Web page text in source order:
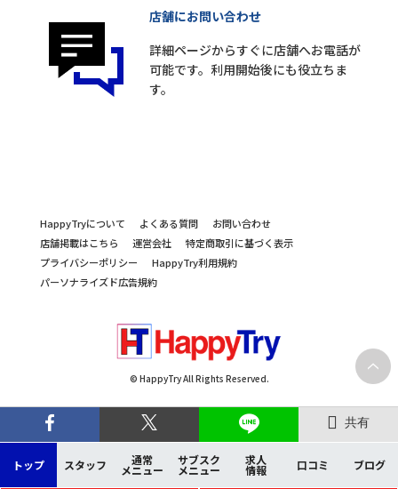
共有
トップ スタッフ 通常
メニュー
サブスク
メニュー
求人
情報 口コミ ブログ
店舗にお問い合わせ
詳細ページからすぐに店舗へお電話が
可能です。利用開始後にも役立ちま
す。
HappyTryについて よくある質問
お問い合わせ
店舗掲載はこちら
運営会社
特定商取引に基づく表示
プライバシーポリシー
HappyTry利用規約
パーソナライズド広告規約
© HappyTry All Rights Reserved.